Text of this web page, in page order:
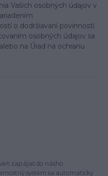
zapájaš do nášho
systém sa automaticky
Vašich osobných údajov v
o dodržiavaní povinností
osobných údajov sa
na Úrad na ochranu